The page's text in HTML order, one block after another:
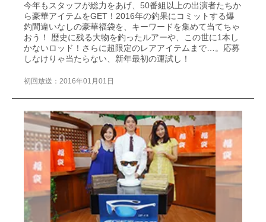
今年もスタッフが総力をあげ、50番組以上の出演者たちか
ら豪華アイテムをGET！2016年の釣果にコミットする爆
釣間違いなしの豪華福袋を、キーワードを集めて当てちゃ
おう！ 歴史に残る大物を釣ったルアーや、この世に1本し
かないロッド！さらに超限定のレアアイテムまで…。応募
しなけりゃ当たらない、新年最初の運試し！
初回放送：2016年01月01日